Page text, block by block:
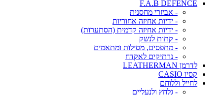
F.A.B DEFENCE
- אביזרי מחסנית
- ידיות אחיזה אחוריות
- ידיות אחיזה קדמית (הסתערות)
- קתות לנשק
- מתפסים, מסילות ומתאמים
- נרתיקים לאקדח
לדרמן LEATHERMAN
קסיו CASIO
לחייל וללוחם
- גלחץ ולנעליים